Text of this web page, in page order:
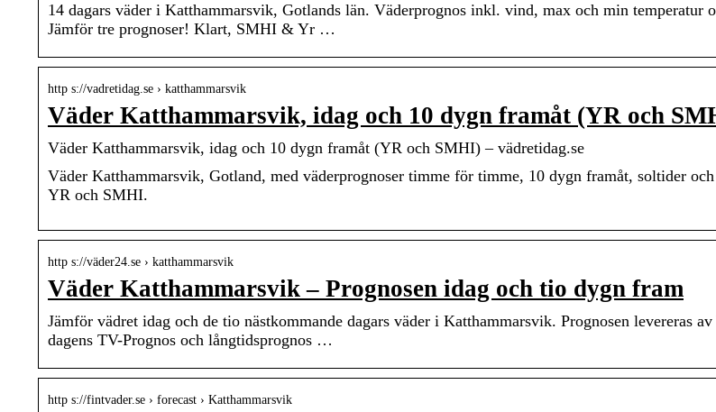
14 dagars väder i Katthammarsvik, Gotlands län. Väderprognos inkl. vind, max och min temperatur
Jämför tre prognoser! Klart, SMHI & Yr …
http s://vadretidag.se › katthammarsvik
Väder Katthammarsvik, idag och 10 dygn framåt (YR och
Väder Katthammarsvik, idag och 10 dygn framåt (YR och SMHI) – vädretidag.se
Väder Katthammarsvik, Gotland, med väderprognoser timme för timme, 10 dygn framåt, soltider
YR och SMHI.
http s://väder24.se › katthammarsvik
Väder Katthammarsvik – Prognosen idag och tio dygn fram
Jämför vädret idag och de tio nästkommande dagars väder i Katthammarsvik. Prognosen levereras
dagens TV-Prognos och långtidsprognos …
http s://fintvader.se › forecast › Katthammarsvik